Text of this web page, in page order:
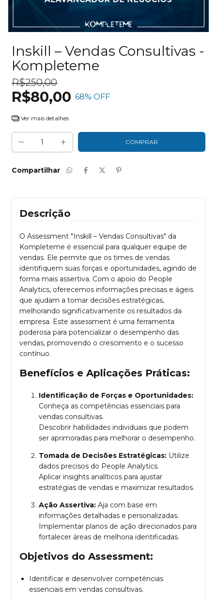
Inskill – Vendas Consultivas -
Kompleteme
R$250,00
R$80,00 68% OFF
Ver mais detalhes
Compartilhar
Descrição
O Assessment "Inskill – Vendas Consultivas" da
Kompleteme é essencial para qualquer equipe de
vendas. Ele permite que os times de vendas
identifiquem suas forças e oportunidades, agindo de
forma mais assertiva. Com o apoio do People
Analytics, oferecemos informações precisas e ágeis
que ajudam a tomar decisões estratégicas,
melhorando significativamente os resultados da
empresa. Este assessment é uma ferramenta
poderosa para potencializar o desempenho das
vendas, promovendo o crescimento e o sucesso
contínuo.
Benefícios e Aplicações Práticas:
Identificação de Forças e Oportunidades:
Conheça as competências essenciais para
vendas consultivas.
Descobrir habilidades individuais que podem
ser aprimoradas para melhorar o desempenho.
Tomada de Decisões Estratégicas: Utilize
dados precisos do People Analytics.
Aplicar insights analíticos para ajustar
estratégias de vendas e maximizar resultados.
Ação Assertiva: Aja com base em
informações detalhadas e personalizadas.
Implementar planos de ação direcionados para
fortalecer áreas de melhoria identificadas.
Objetivos do Assessment:
Identificar e desenvolver competências
essenciais em vendas consultivas.